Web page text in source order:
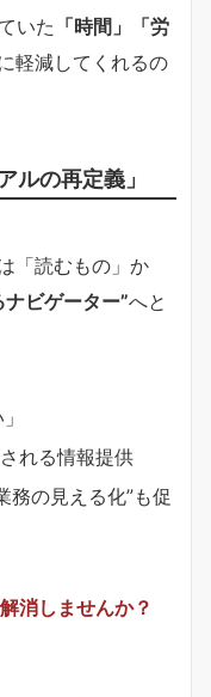
いた 「時間」「労
軽減してくれるの
ルの再定義」
「読むもの」か
ビゲーター”へと
れる情報提供
務の見える化”も促
消しませんか？